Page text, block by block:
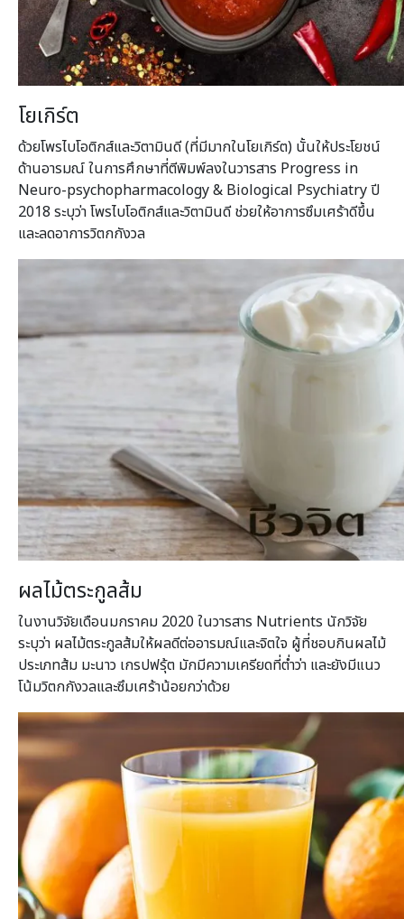
โยเกิร์ต
ด้วยโพรไบโอติกส์และวิตามินดี (ที่มีมากในโยเกิร์ต) นั้นให้ประโยชน์
ด้านอารมณ์ ในการศึกษาที่ตีพิมพ์ลงในวารสาร Progress in
Neuro-psychopharmacology & Biological Psychiatry ปี
2018 ระบุว่า โพรไบโอติกส์และวิตามินดี ช่วยให้อาการซึมเศร้าดีขึ้น
และลดอาการวิตกกังวล
ผลไม้ตระกูลส้ม
ในงานวิจัยเดือนมกราคม 2020 ในวารสาร Nutrients นักวิจัย
ระบุว่า ผลไม้ตระกูลส้มให้ผลดีต่ออารมณ์และจิตใจ ผู้ที่ชอบกินผลไม้
ประเภทส้ม มะนาว เกรปฟรุ้ต มักมีความเครียดที่ต่ำว่า และยังมีแนว
โน้มวิตกกังวลและซึมเศร้าน้อยกว่าด้วย